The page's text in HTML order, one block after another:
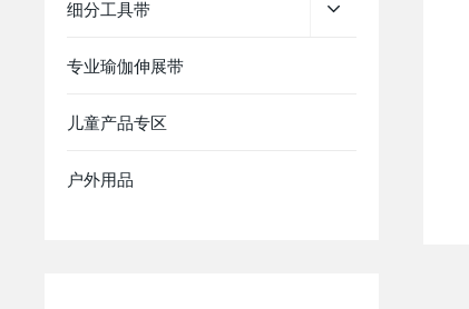
细分工具带
专业瑜伽伸展带
儿童产品专区
户外用品